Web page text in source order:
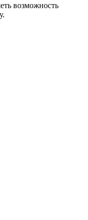
возможность